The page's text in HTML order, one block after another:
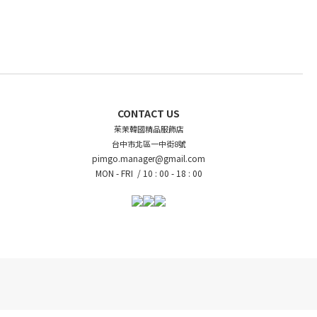
CONTACT US
茱茉韓國精品服飾店
台中市北區一中街8號
pimgo.manager@gmail.com
MON - FRI / 10 : 00 - 18 : 00